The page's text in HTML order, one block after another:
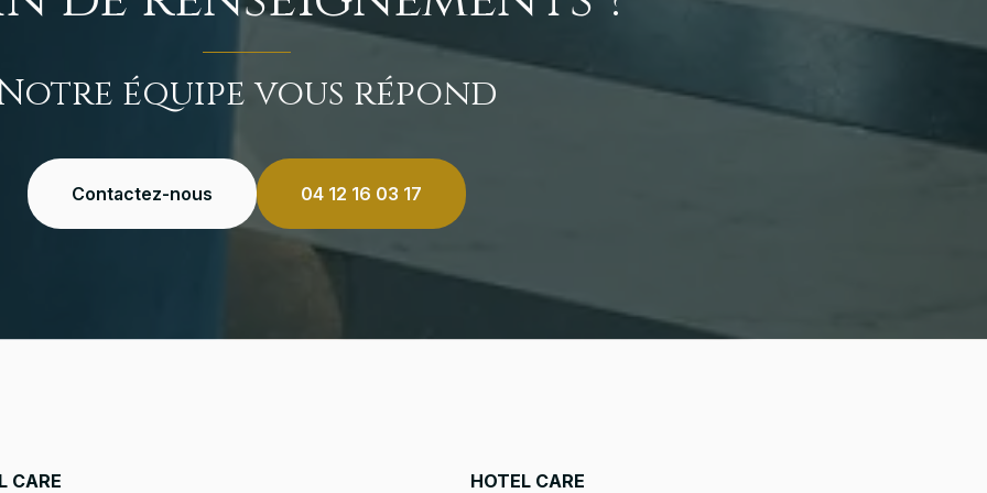
équipe vous répond
Contactez-nous 04 12 16 03 17
CARE HOTEL CARE